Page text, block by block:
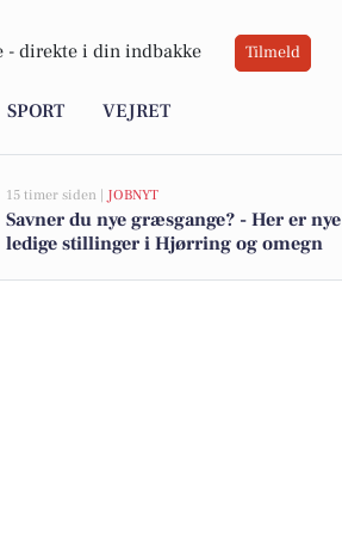
- direkte i din indbakke Tilmeld
SPORT VEJRET
15 timer siden | JOBNYT
Savner du nye græsgange? - Her er nye
ledige stillinger i Hjørring og omegn